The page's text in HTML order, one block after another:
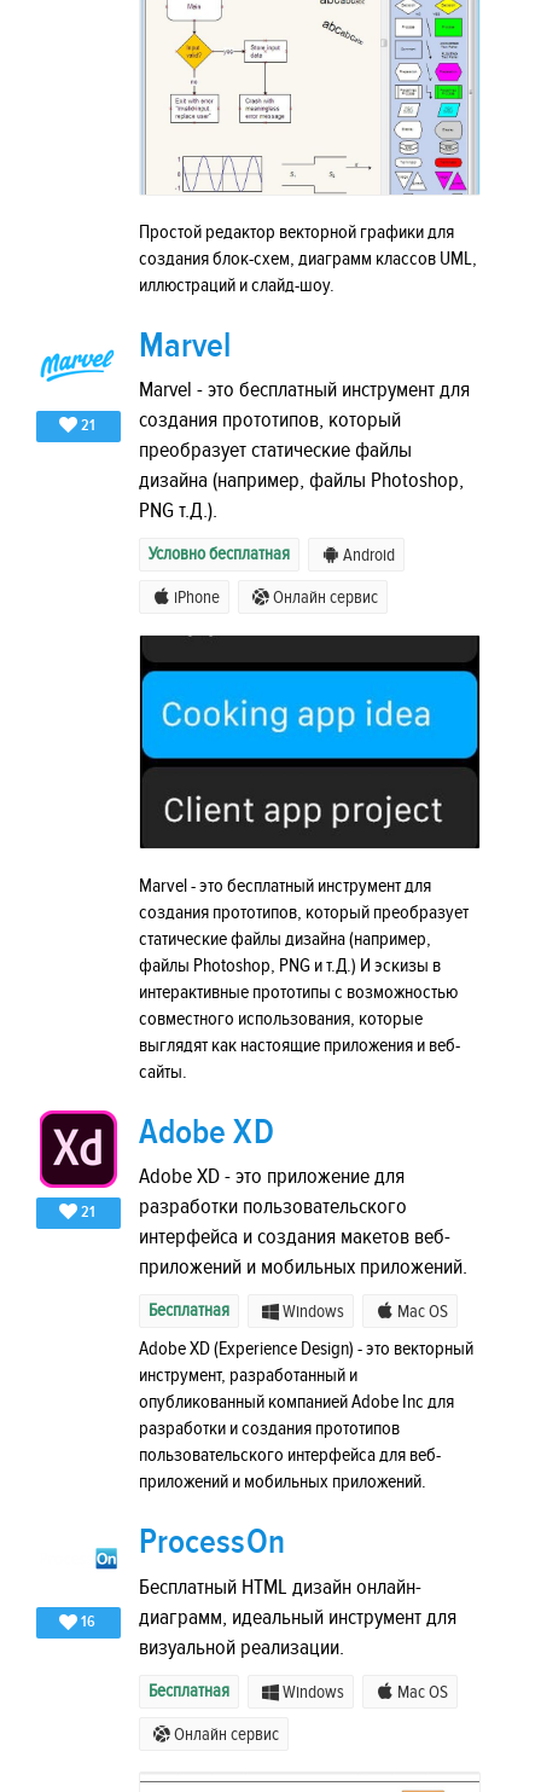
Простой редактор векторной графики для
создания блок-схем, диаграмм классов UML,
иллюстраций и слайд-шоу.
21
Marvel
Marvel - это бесплатный инструмент для
создания прототипов, который
преобразует статические файлы
дизайна (например, файлы Photoshop,
PNG т.Д.).
Условно бесплатная Android
iPhone Онлайн сервис
Marvel - это бесплатный инструмент для
создания прототипов, который преобразует
статические файлы дизайна (например,
файлы Photoshop, PNG и т.Д.) И эскизы в
интерактивные прототипы с возможностью
совместного использования, которые
выглядят как настоящие приложения и веб-
сайты.
21
Adobe XD
Adobe XD - это приложение для
разработки пользовательского
интерфейса и создания макетов веб-
приложений и мобильных приложений.
Бесплатная Windows Mac OS
Adobe XD (Experience Design) - это векторный
инструмент, разработанный и
опубликованный компанией Adobe Inc для
разработки и создания прототипов
пользовательского интерфейса для веб-
приложений и мобильных приложений.
16
ProcessOn
Бесплатный HTML дизайн онлайн-
диаграмм, идеальный инструмент для
визуальной реализации.
Бесплатная Windows Mac OS
Онлайн сервис